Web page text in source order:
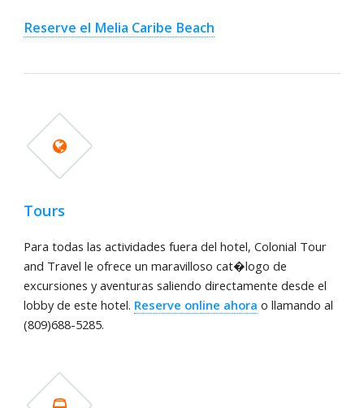
Reserve el Melia Caribe Beach
Tours
Para todas las actividades fuera del hotel, Colonial Tour
and Travel le ofrece un maravilloso cat�logo de
excursiones y aventuras saliendo directamente desde el
lobby de este hotel. Reserve online ahora o llamando al
(809)688-5285.